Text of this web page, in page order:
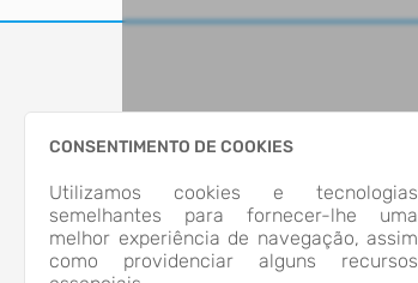
CONSENTIMENTO DE COOKIES
Utilizamos cookies e tecnologias
semelhantes para fornecer-lhe uma
melhor experiência de navegação, assim
como providenciar alguns recursos